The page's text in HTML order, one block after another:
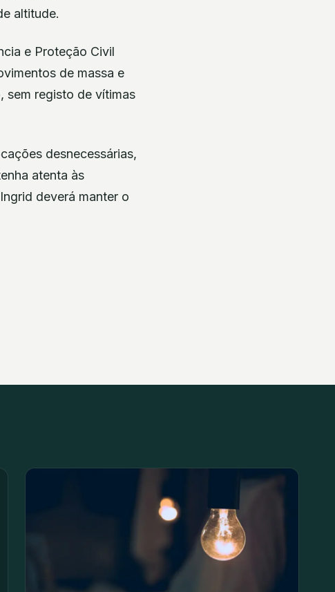
altitude.
e Proteção Civil
de massa e
sem registo de vítimas
desnecessárias,
atenta às
deverá manter o